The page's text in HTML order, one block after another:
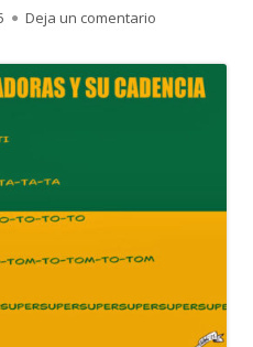
Deja un comentario